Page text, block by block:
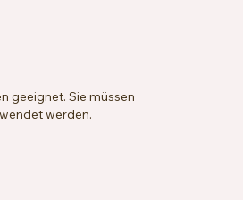
geeignet. Sie müssen
werden.